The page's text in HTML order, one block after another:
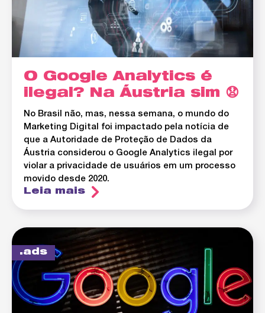
O Google Analytics é
ilegal? Na Áustria sim 😧
No Brasil não, mas, nessa semana, o mundo do
Marketing Digital foi impactado pela notícia de
que a Autoridade de Proteção de Dados da
Áustria considerou o Google Analytics ilegal por
violar a privacidade de usuários em um processo
movido desde 2020.
Leia mais
ads